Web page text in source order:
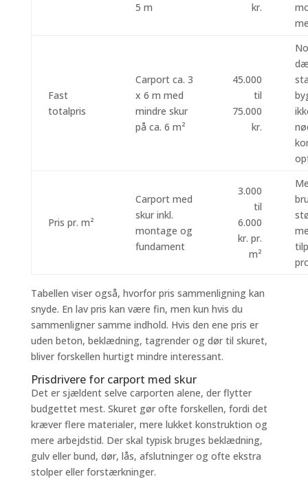
5 m
kr.
Fast
totalpris
Carport ca. 3
x 6 m med
mindre skur
på ca. 6 m²
45.000
til
75.000
kr.
Pris pr. m²
Carport med
skur inkl.
montage og
fundament
3.000
til
6.000
kr. pr.
m²
Tabellen viser også, hvorfor pris sammenligning kan
snyde. En lav pris kan være fin, men kun hvis du
sammenligner samme indhold. Hvis den ene pris er
uden beton, beklædning, tagrender og dør til skuret,
bliver forskellen hurtigt mindre interessant.
Prisdrivere for carport med skur
Det er sjældent selve carporten alene, der flytter
budgettet mest. Skuret gør ofte forskellen, fordi det
kræver flere materialer, mere lukket konstruktion og
mere arbejdstid. Der skal typisk bruges beklædning,
gulv eller bund, dør, lås, afslutninger og ofte ekstra
stolper eller forstærkninger.